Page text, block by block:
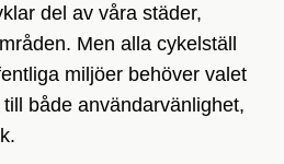
del av våra städer,
Men alla cykelställ
miljöer behöver valet
både användarvänlighet,